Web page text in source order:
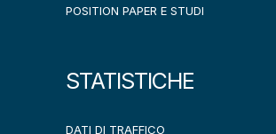
POSITION PAPER E STUDI
STATISTICHE
DATI DI TRAFFICO